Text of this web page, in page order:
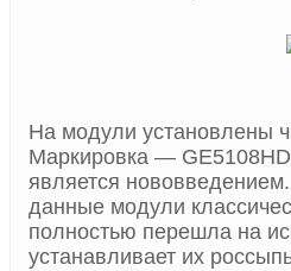
На модули установлены
Маркировка —
является
данные модули
полностью перешла на
устанавливает их